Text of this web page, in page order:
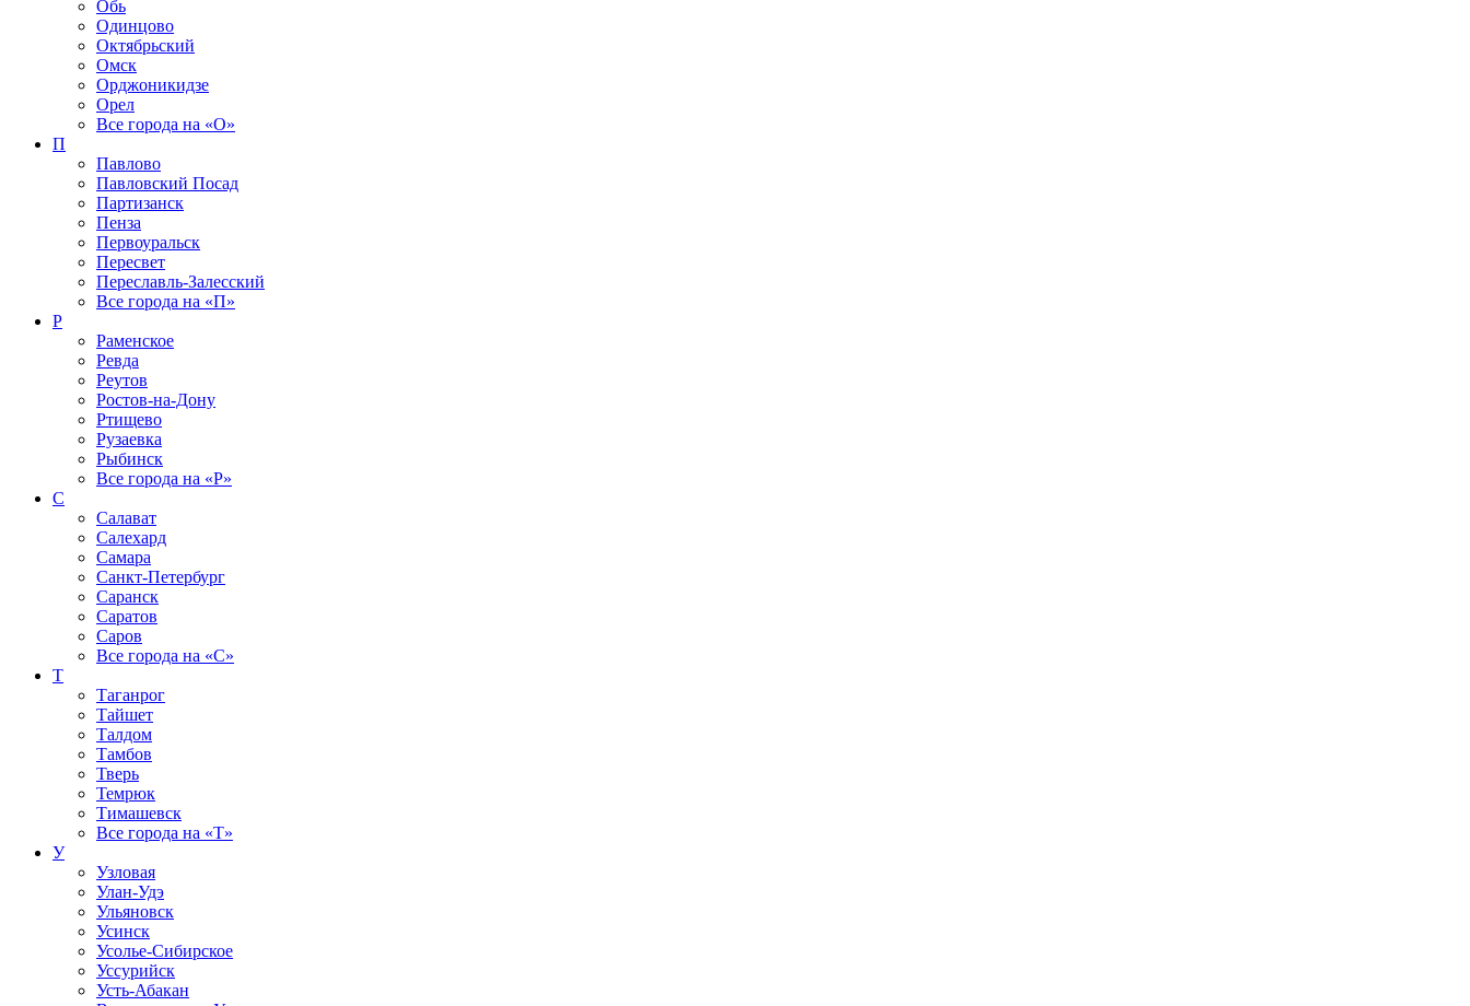
Обь
Одинцово
Октябрьский
Омск
Орджоникидзе
Орел
Все города на «О»
П
Павлово
Павловский Посад
Партизанск
Пенза
Первоуральск
Пересвет
Переславль-Залесский
Все города на «П»
Р
Раменское
Ревда
Реутов
Ростов-на-Дону
Ртищево
Рузаевка
Рыбинск
Все города на «Р»
С
Салават
Салехард
Самара
Санкт-Петербург
Саранск
Саратов
Саров
Все города на «С»
Т
Таганрог
Тайшет
Талдом
Тамбов
Тверь
Темрюк
Тимашевск
Все города на «Т»
У
Узловая
Улан-Удэ
Ульяновск
Усинск
Усолье-Сибирское
Уссурийск
Усть-Абакан